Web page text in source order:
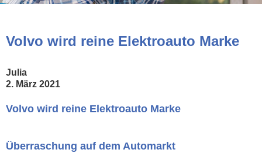
Volvo wird reine Elektroauto Marke
Julia
2. März 2021
Volvo wird reine Elektroauto Marke
Überraschung auf dem Automarkt